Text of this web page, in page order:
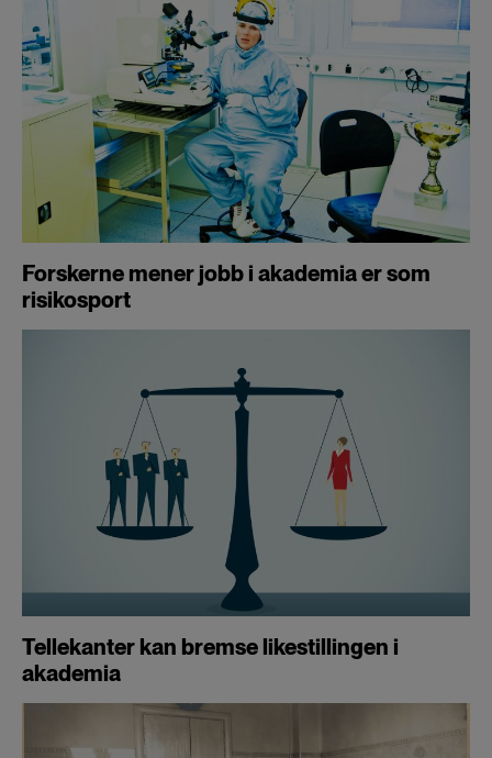
Forskerne mener jobb i akademia er som
risikosport
Tellekanter kan bremse likestillingen i
akademia